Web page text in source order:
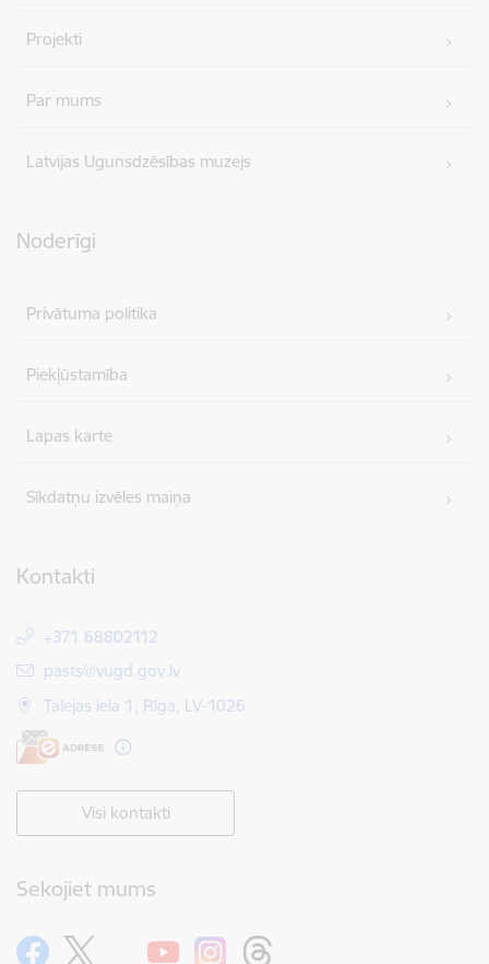
Projekti
Par mums
Latvijas Ugunsdzēsības muzejs
Noderīgi
Privātuma politika
Piekļūstamība
Lapas karte
Sīkdatņu izvēles maiņa
Kontakti
+371 68802112
E-pasts:
pasts@vugd.gov.lv
Talejas iela 1, Rīga, LV-1026
Visi kontakti
Sekojiet mums